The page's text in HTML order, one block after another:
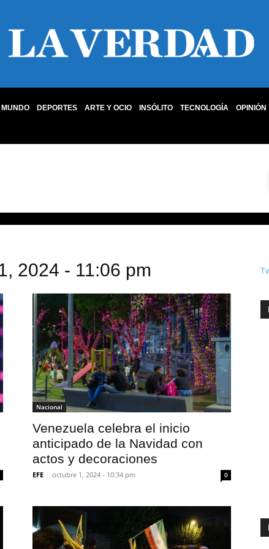
MUNDO DEPORTES ARTE Y OCIO INSÓLITO TECNOLOGÍA OPINIÓN
2024 - 11:06 pm
Nacional
Venezuela celebra el inicio
anticipado de la Navidad con
actos y decoraciones
EFE - octubre 1, 2024 - 10:34 pm 0